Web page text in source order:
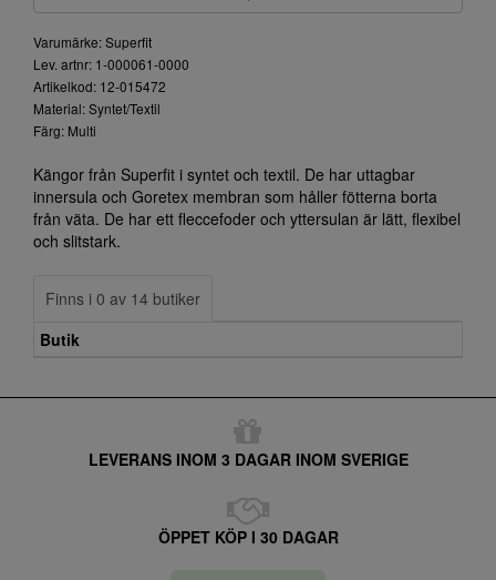
Varumärke: Superfit
Lev. artnr: 1-000061-0000
Artikelkod: 12-015472
Material: Syntet/Textil
Färg: Multi
Kängor från Superfit i syntet och textil. De har uttagbar
innersula och Goretex membran som håller fötterna borta
från väta. De har ett fleccefoder och yttersulan är lätt, flexibel
och slitstark.
Finns i 0 av 14 butiker
Butik
LEVERANS INOM 3 DAGAR INOM SVERIGE
ÖPPET KÖP I 30 DAGAR